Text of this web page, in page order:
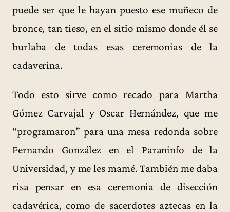
puede ser que le hayan puesto ese muñeco de
bronce, tan tieso, en el sitio mismo donde él se
burlaba de todas esas ceremonias de la
cadaverina.
Todo esto sirve como recado para Martha
Gómez Carvajal y Oscar Hernández, que me
“programaron” para una mesa redonda sobre
Fernando González en el Paraninfo de la
Universidad, y me les mamé. También me daba
risa pensar en esa ceremonia de disección
cadavérica, como de sacerdotes aztecas en la